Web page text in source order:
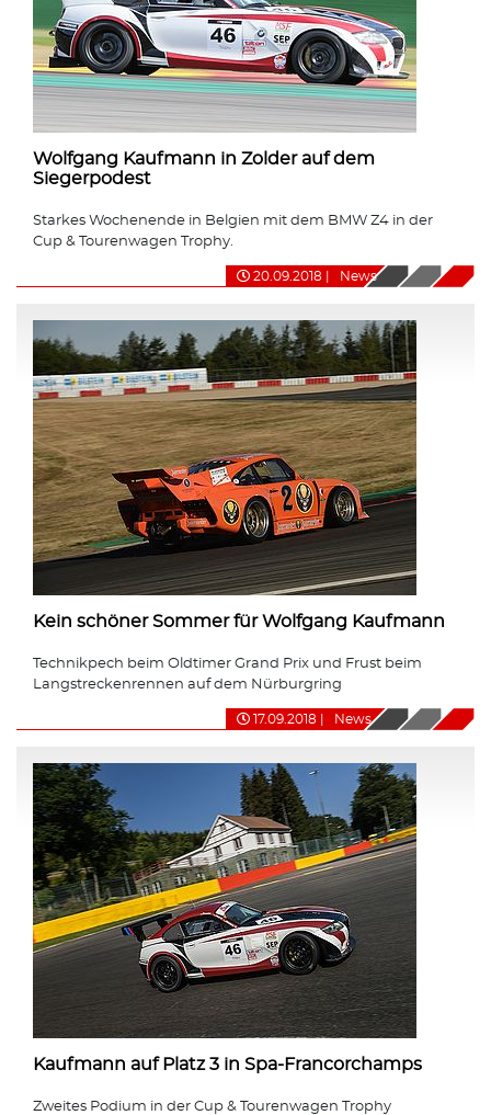
Wolfgang Kaufmann in Zolder auf dem
Siegerpodest
Starkes Wochenende in Belgien mit dem BMW Z4 in der
Cup & Tourenwagen Trophy.
20.09.2018 News
Kein schöner Sommer für Wolfgang Kaufmann
Technikpech beim Oldtimer Grand Prix und Frust beim
Langstreckenrennen auf dem Nürburgring
17.09.2018 News
Kaufmann auf Platz 3 in Spa-Francorchamps
Zweites Podium in der Cup & Tourenwagen Trophy